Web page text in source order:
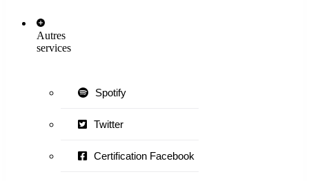
Autres
services
Spotify
Twitter
Certification Facebook